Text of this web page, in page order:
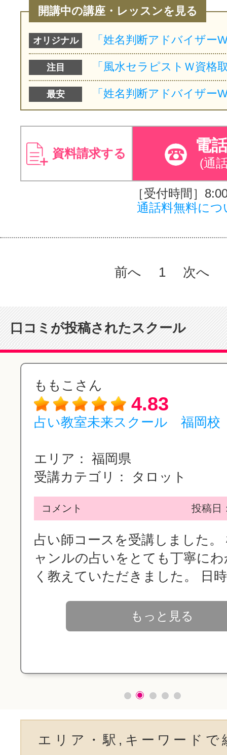
開講中の講座・レッスンを見る
オリジナル
注目
最安
資料請求する 電
(通
［受付時間］
通話料無料につ
前へ 1 次へ
口コミが投稿されたスクール
ももこさん
4.83
占い教室未来スクール 福岡校
エリア： 福岡県
受講カテゴリ：
タロット
コメント 投稿日
占い師コースを受講しました。
ャンルの占いをとても丁寧に
く教えていただきました。 日
もっと見る
エリア・駅,キーワードで